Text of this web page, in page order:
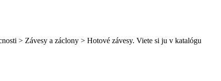
> Závesy a záclony > Hotové závesy. Viete si ju v katalógu